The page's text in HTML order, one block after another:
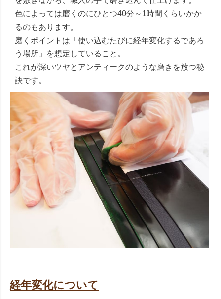
色によっては磨くのにひとつ40分～1時間くらいかか
るのもあります。
磨くポイントは「使い込むたびに経年変化するであろ
う場所」を想定していること。
これが深いツヤとアンティークのような磨きを放つ秘
訣です。
経年変化について